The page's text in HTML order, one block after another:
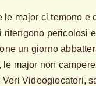
le major ci temono e
ritengono pericolosi
un giorno
major non
Videogiocatori,